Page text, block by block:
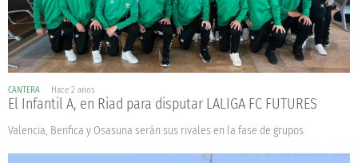
CANTERA Hace 2 años
El Infantil A, en Riad para disputar LALIGA FC FUTURES
Valencia, Benfica y Osasuna serán sus rivales en la fase de grupos